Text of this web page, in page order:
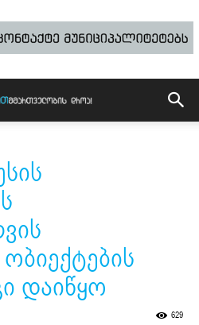
დაიწყო
629